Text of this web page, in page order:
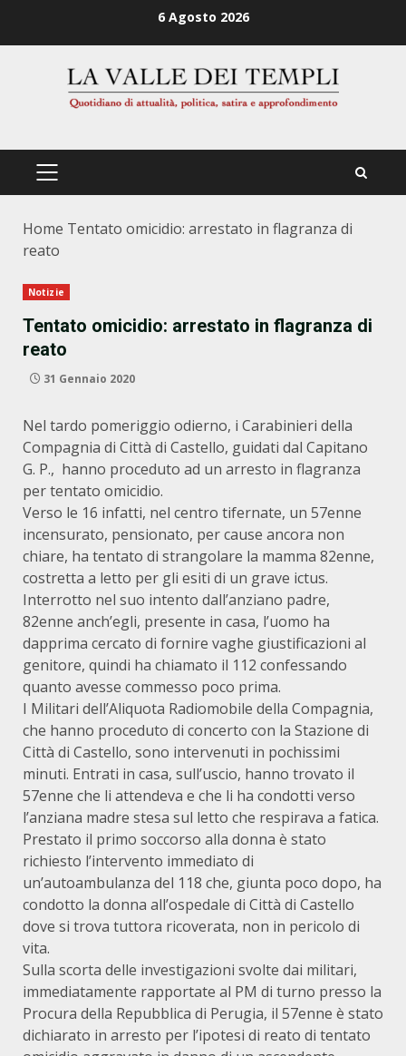
6 Agosto 2026
PRIMÄRES
Home Tentato omicidio: arrestato in flagranza di
reato
Notizie
Tentato omicidio: arrestato in flagranza di
reato
31 Gennaio 2020
Nel tardo pomeriggio odierno, i Carabinieri della
Compagnia di Città di Castello, guidati dal Capitano
G. P., hanno proceduto ad un arresto in flagranza
per tentato omicidio.
Verso le 16 infatti, nel centro tifernate, un 57enne
incensurato, pensionato, per cause ancora non
chiare, ha tentato di strangolare la mamma 82enne,
costretta a letto per gli esiti di un grave ictus.
Interrotto nel suo intento dall’anziano padre,
82enne anch’egli, presente in casa, l’uomo ha
dapprima cercato di fornire vaghe giustificazioni al
genitore, quindi ha chiamato il 112 confessando
quanto avesse commesso poco prima.
I Militari dell’Aliquota Radiomobile della Compagnia,
che hanno proceduto di concerto con la Stazione di
Città di Castello, sono intervenuti in pochissimi
minuti. Entrati in casa, sull’uscio, hanno trovato il
57enne che li attendeva e che li ha condotti verso
l’anziana madre stesa sul letto che respirava a fatica.
Prestato il primo soccorso alla donna è stato
richiesto l’intervento immediato di
un’autoambulanza del 118 che, giunta poco dopo, ha
condotto la donna all’ospedale di Città di Castello
dove si trova tuttora ricoverata, non in pericolo di
vita.
Sulla scorta delle investigazioni svolte dai militari,
immediatamente rapportate al PM di turno presso la
Procura della Repubblica di Perugia, il 57enne è stato
dichiarato in arresto per l’ipotesi di reato di tentato